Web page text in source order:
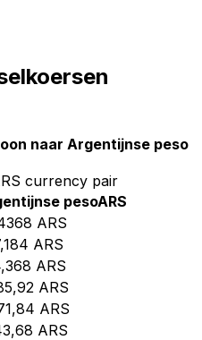
naar Argentijnse peso
currency pair
pesoARS
ARS
ARS
ARS
ARS
ARS
ARS